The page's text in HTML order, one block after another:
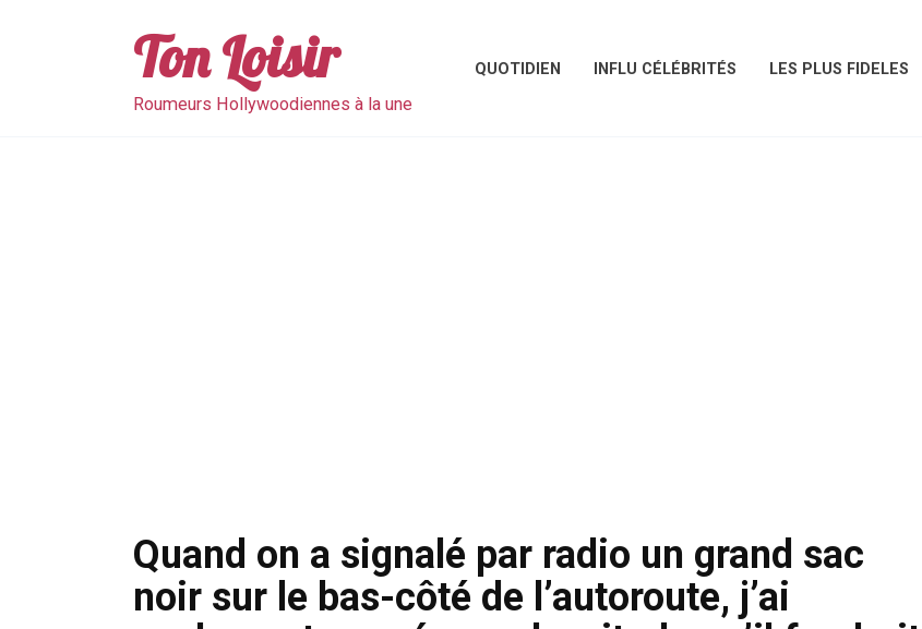
Ton Loisir
Roumeurs Hollywoodiennes à la une
QUOTIDIEN INFLU CÉLÉBRITÉS LES PLUS FIDELES
Quand on a signalé par radio un grand sac
noir sur le bas-côté de l’autoroute, j’ai